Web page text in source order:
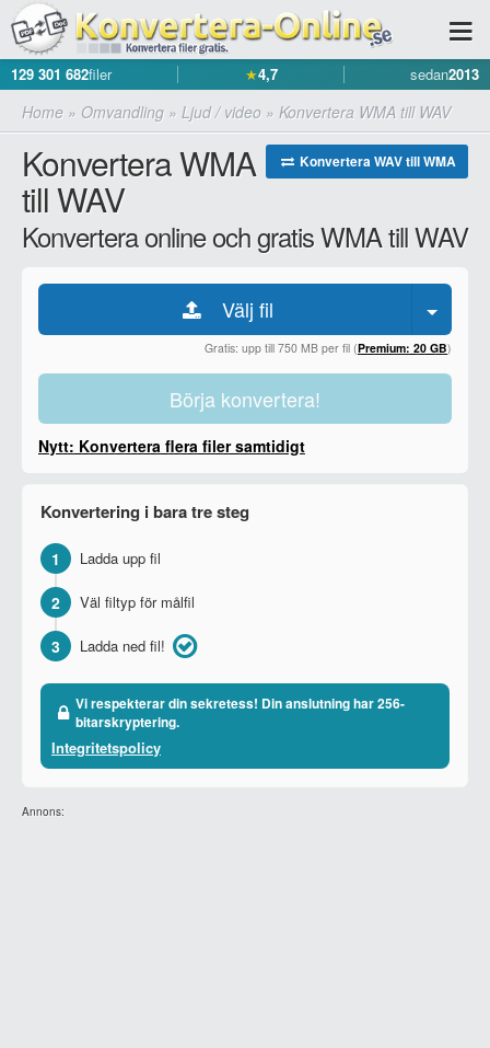
129 301 682filer ★4,7 sedan2013
Home » Omvandling » Ljud / video » Konvertera WMA till WAV
Konvertera WAV till WMA
Konvertera WMA
till WAV
Konvertera online och gratis WMA till WAV
Välj fil
Gratis: upp till 750 MB per fil (Premium: 20 GB)
Börja konvertera!
Nytt: Konvertera flera filer samtidigt
Konvertering i bara tre steg
1 Ladda upp fil
2 Väl filtyp för målfil
3 Ladda ned fil!
Vi respekterar din sekretess! Din anslutning har 256-
bitarskryptering.
Integritetspolicy
Annons: